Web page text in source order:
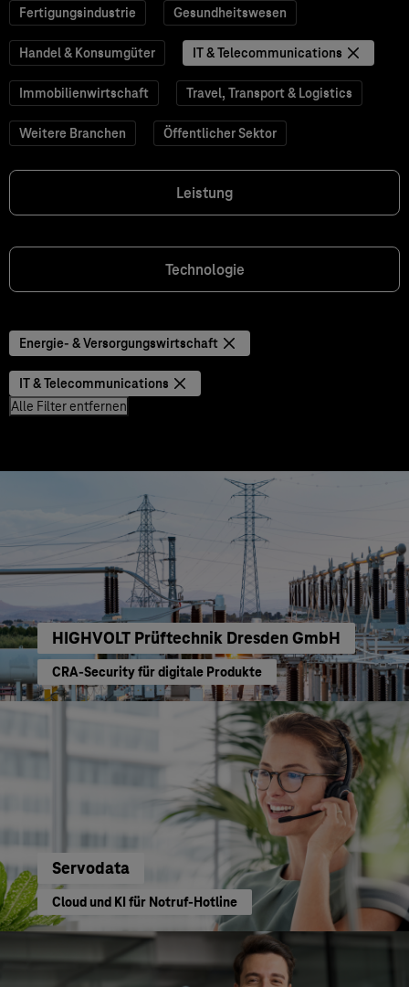
Fertigungsindustrie Gesundheitswesen
Handel & Konsumgüter IT & Telecommunications
Immobilienwirtschaft Travel, Transport & Logistics
Weitere Branchen Öffentlicher Sektor
Leistung
Technologie
Energie- & Versorgungswirtschaft
IT & Telecommunications
Alle Filter entfernen
HIGHVOLT Prüftechnik Dresden GmbH
CRA-Security für digitale Produkte
Servodata
Cloud und KI für Notruf-Hotline